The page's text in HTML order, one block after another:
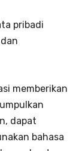
pribadi
memberikan
dapat
bahasa